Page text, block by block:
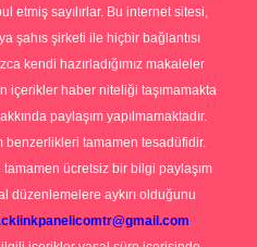
etmiş sayılırlar. Bu internet sitesi,
şahıs şirketi ile hiçbir bağlantısı
kendi hazırladığımız makaleler
içerikler haber niteliği taşımamakta
paylaşım yapılmamaktadır.
benzerlikleri tamamen tesadüfidir.
ücretsiz bir bilgi paylaşım
düzenlemelere aykırı olduğunu